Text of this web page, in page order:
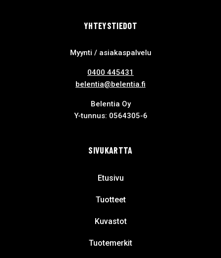
YHTEYSTIEDOT
Myynti / asiakaspalvelu
0400 445431
belentia@belentia.fi
Belentia Oy
Y-tunnus: 0564305-6
SIVUKARTTA
Etusivu
Tuotteet
Kuvastot
Tuotemerkit